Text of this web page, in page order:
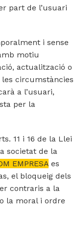
part de l’usuari
i sense
motiu
actualització o
circumstàncies
a l’usuari,
per la
11 i 16 de la Llei
societat de la
EMPRESA es
el bloqueig dels
contraris a la
la moral i ordre